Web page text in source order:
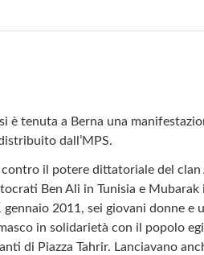
è tenuta a Berna una
dall’MPS.
il potere dittatoriale del clan
Ben Ali in Tunisia e
2011, sei giovani donne e
in solidarietà con il popolo
di Piazza Tahrir. Lanciavano